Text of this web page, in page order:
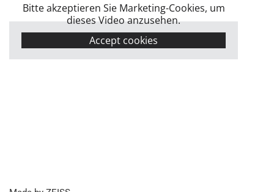
Bitte akzeptieren Sie Marketing-Cookies, um
dieses Video anzusehen.
Accept cookies